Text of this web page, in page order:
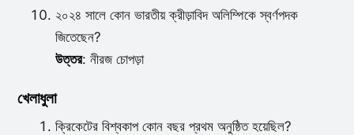
২০২৪ সালে কোন ভারতীয় ক্রীড়াবিদ অলিম্পিকে স্বর্ণপদক
জিতেছেন?
উত্তর: নীরজ চোপড়া
খেলাধুলা
ক্রিকেটের বিশ্বকাপ কোন বছর প্রথম অনুষ্ঠিত হয়েছিল?